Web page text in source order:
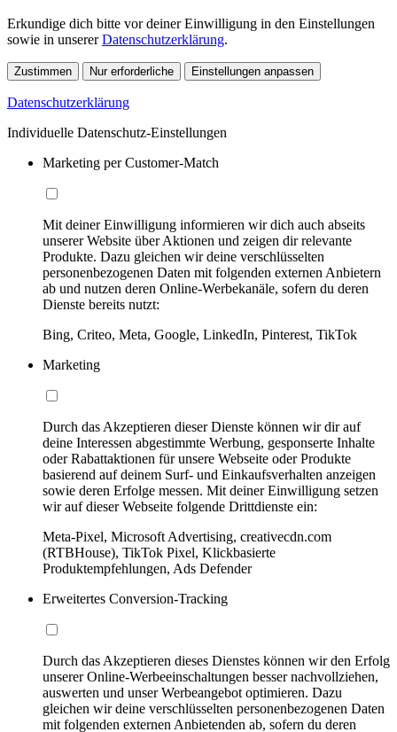
Erkundige dich bitte vor deiner Einwilligung in den Einstellungen
sowie in unsererDatenschutzerklärung.
Zustimmen Nur erforderliche Einstellungen anpassen
Datenschutzerklärung
Individuelle Datenschutz-Einstellungen
Marketing per Customer-Match
Mit deiner Einwilligung informieren wir dich auch abseits
unserer Website über Aktionen und zeigen dir relevante
Produkte. Dazu gleichen wir deine verschlüsselten
personenbezogenen Daten mit folgenden externen Anbietern
ab und nutzen deren Online-Werbekanäle, sofern du deren
Dienste bereits nutzt:
Bing, Criteo, Meta, Google, LinkedIn, Pinterest, TikTok
Marketing
Durch das Akzeptieren dieser Dienste können wir dir auf
deine Interessen abgestimmte Werbung, gesponserte Inhalte
oder Rabattaktionen für unsere Webseite oder Produkte
basierend auf deinem Surf- und Einkaufsverhalten anzeigen
sowie deren Erfolge messen. Mit deiner Einwilligung setzen
wir auf dieser Webseite folgende Drittdienste ein:
Meta-Pixel, Microsoft Advertising, creativecdn.com
(RTBHouse), TikTok Pixel, Klickbasierte
Produktempfehlungen, Ads Defender
Erweitertes Conversion-Tracking
Durch das Akzeptieren dieses Dienstes können wir den Erfolg
unserer Online-Werbeeinschaltungen besser nachvollziehen,
auswerten und unser Werbeangebot optimieren. Dazu
gleichen wir deine verschlüsselten personenbezogenen Daten
mit folgenden externen Anbietenden ab, sofern du deren